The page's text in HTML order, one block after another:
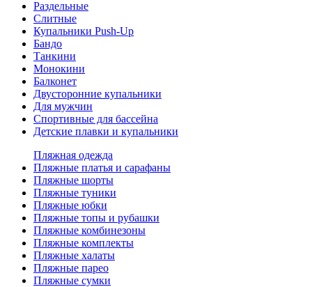
Раздельные
Слитные
Купальники Push-Up
Бандо
Танкини
Монокини
Балконет
Двусторонние купальники
Для мужчин
Спортивные для бассейна
Детские плавки и купальники
Пляжная одежда
Пляжные платья и сарафаны
Пляжные шорты
Пляжные туники
Пляжные юбки
Пляжные топы и рубашки
Пляжные комбинезоны
Пляжные комплекты
Пляжные халаты
Пляжные парео
Пляжные сумки